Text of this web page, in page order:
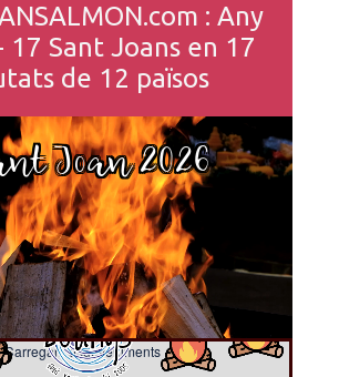
: Any
17 Sant Joans en 17
de 12 països
Joan 2026
Carregant esdeveniments ....